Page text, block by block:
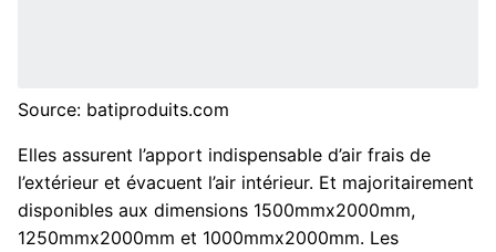
Source: batiproduits.com
Elles assurent l’apport indispensable d’air frais de
l’extérieur et évacuent l’air intérieur. Et majoritairement
disponibles aux dimensions 1500mmx2000mm,
1250mmx2000mm et 1000mmx2000mm. Les